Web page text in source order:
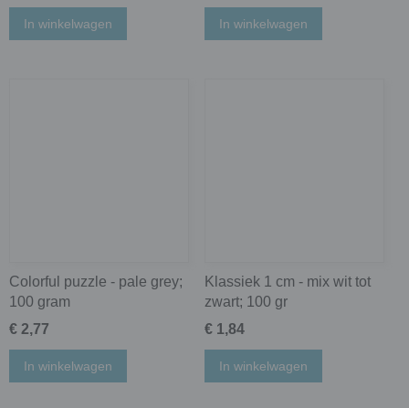
In winkelwagen In winkelwagen
Colorful puzzle - pale grey;
100 gram
€ 2,77
In winkelwagen
Klassiek 1 cm - mix wit tot
zwart; 100 gr
€ 1,84
In winkelwagen